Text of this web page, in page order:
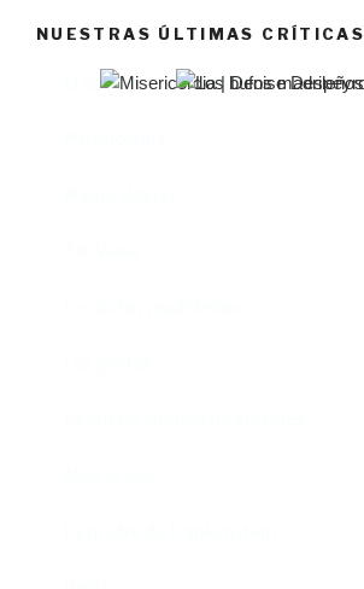
NUESTRAS ÚLTIMAS CRÍTICAS
El castillo de Lindabridis